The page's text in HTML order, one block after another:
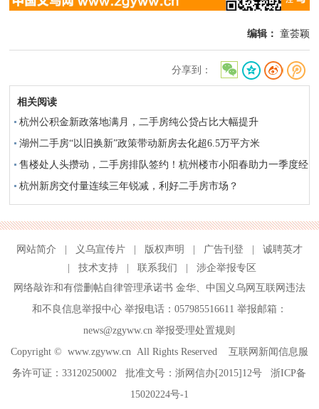
编辑： 童荟颖
分享到：
相关阅读
杭州公积金新政落地满月，二手房纯公贷占比大幅提升
湖州二手房“以旧换新”政策带动新房去化超6.5万平方米
售楼处人头攒动，二手房排队签约！杭州楼市小阳春助力一季度经
济开门红
杭州新房交付量连续三年锐减，利好二手房市场？
网站简介 义乌宣传片 版权声明 广告刊登
诚聘英才
技术支持 联系我们
涉企举报专区
网络敲诈和有偿删帖自律管理承诺书 金华、 中国义乌网互联网违法
和不良信息举报中心举报电话：057985516611 举报邮箱：
news@zgyww.cn举报受理处置规则
Copyright © www.zgyww.cnAll Rights Reserved 互联网新闻信息服
务许可证：33120250002 批准文号：浙网信办[2015]12号浙ICP备
15020224号-1